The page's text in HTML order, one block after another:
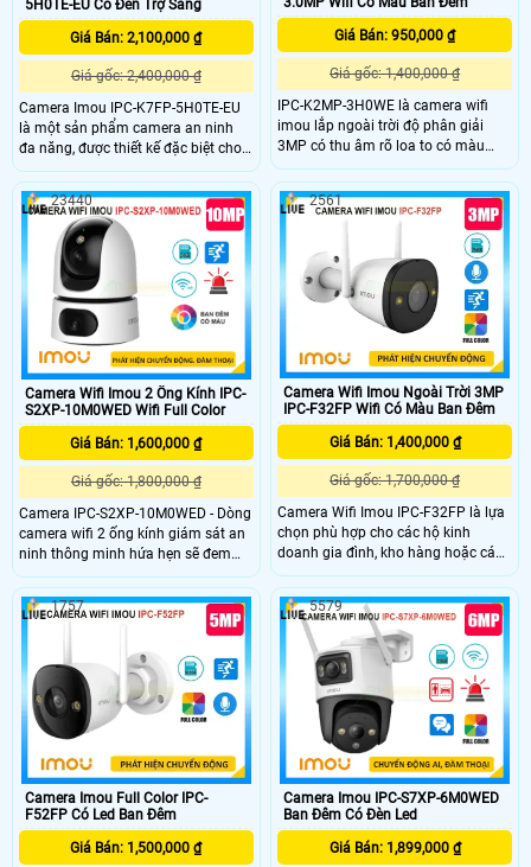
5H0TE-EU Có Đèn Trợ Sáng
Giá Bán: 2,100,000 ₫
Giá gốc: 2,400,000 ₫
Camera Imou IPC-K7FP-5H0TE-EU
là một sản phẩm camera an ninh
đa năng, được thiết kế đặc biệt cho
các ứng dụng cần giám sát từ xa
trong điều kiện không có kết nối
mạng dây Imou IPC-K7FP-5H0TE-
EU hỗ trợ công nghệ hồng ngoại với
khả năng nhìn đêm lên đến 30 mét.
Giá Bán: 950,000 ₫
Giá gốc: 1,400,000 ₫
IPC-K2MP-3H0WE là camera wifi
imou lắp ngoài trời độ phân giải
3MP có thu âm rõ loa to có màu
ban đêm cùng chức năng xoay 360
kháng nước tốt trang bị hồng ngoại
10m chức năng ai thông minh phân
biệt người và vật cuyển động phù
hợp lắp cổng nhà cổng công ty nhà
xưởng kho hàng và giám sát xe
trước cửa hàng.
Camera Wifi Imou 2 Ống Kính IPC-
S2XP-10M0WED Wifi Full Color
Giá Bán: 1,600,000 ₫
Giá gốc: 1,800,000 ₫
Camera IPC-S2XP-10M0WED - Dòng
camera wifi 2 ống kính giám sát an
ninh thông minh hứa hẹn sẽ đem
đến cho bạn có được trải nghiệm
thật tuyệt vời. Giúp ghi lại hình ảnh
sắc nét với độ phân giải lên đến
10MP, ngoài ra còn được tích hợp
các chức năng công nghệ hỗ trợ cho
việc giám sát đảm bảo an toàn một
cách hiệu quả nhất
23440
Camera Wifi Imou Ngoài Trời 3MP
IPC-F32FP Wifi Có Màu Ban Đêm
Giá Bán: 1,400,000 ₫
Giá gốc: 1,700,000 ₫
Camera Wifi Imou IPC-F32FP là lựa
chọn phù hợp cho các hộ kinh
doanh gia đình, kho hàng hoặc các
khu vực cần giám sát ngoài trời với
yêu cầu về chất lượng hình ảnh và
tính năng thông minh giúp ghi lại
hình ảnh rõ nét và chi tiết của khu
vực giám sát tích hợp công nghệ
phát hiện chuyển động thông minh
giúp gửi thông báo khi có hoạt động
nghi ngờ xảy ra trong khu vực giám
2561
Camera Imou Full Color IPC-
F52FP Có Led Ban Đêm
Giá Bán: 1,500,000 ₫
1757
Camera Imou IPC-S7XP-6M0WED
Ban Đêm Có Đèn Led
Giá Bán: 1,899,000 ₫
5579